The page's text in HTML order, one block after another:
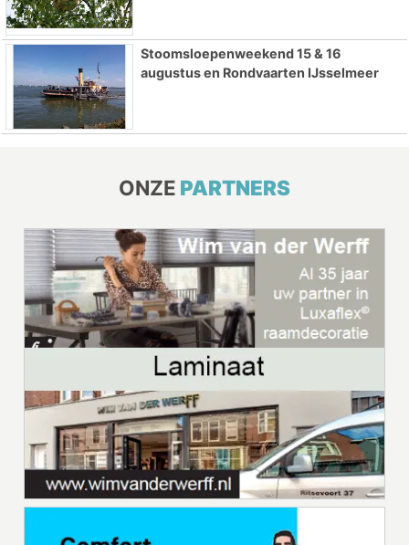
Stoomsloepenweekend 15 & 16
augustus en Rondvaarten IJsselmeer
ONZE PARTNERS